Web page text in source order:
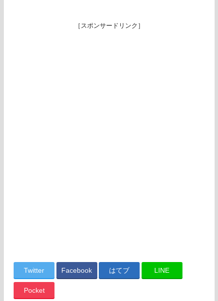
［スポンサードリンク］
Twitter Facebook はてブ LINE
Pocket